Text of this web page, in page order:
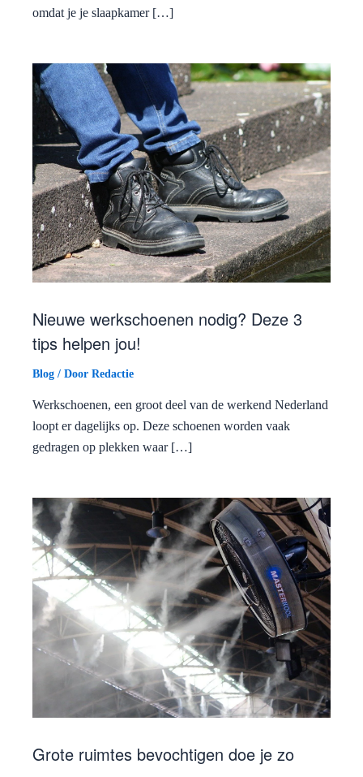
omdat je je slaapkamer […]
Nieuwe werkschoenen nodig? Deze 3
tips helpen jou!
Blog / Door Redactie
Werkschoenen, een groot deel van de werkend Nederland
loopt er dagelijks op. Deze schoenen worden vaak
gedragen op plekken waar […]
Grote ruimtes bevochtigen doe je zo